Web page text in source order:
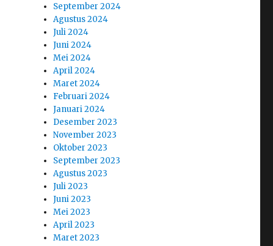
September 2024
Agustus 2024
Juli 2024
Juni 2024
Mei 2024
April 2024
Maret 2024
Februari 2024
Januari 2024
Desember 2023
November 2023
Oktober 2023
September 2023
Agustus 2023
Juli 2023
Juni 2023
Mei 2023
April 2023
Maret 2023